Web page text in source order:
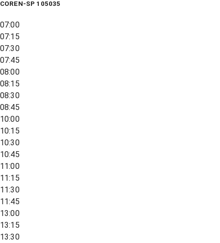
COREN-SP 105035
07:00
07:15
07:30
07:45
08:00
08:15
08:30
08:45
10:00
10:15
10:30
10:45
11:00
11:15
11:30
11:45
13:00
13:15
13:30